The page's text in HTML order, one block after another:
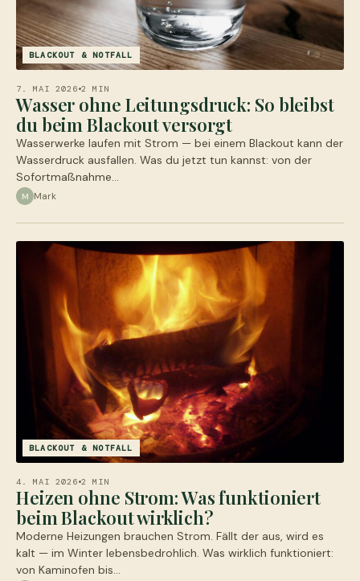
BLACKOUT & NOTFALL
7. MAI 2026 2 MIN
Wasser ohne Leitungsdruck: So bleibst
du beim Blackout versorgt
Wasserwerke laufen mit Strom — bei einem Blackout kann der
Wasserdruck ausfallen. Was du jetzt tun kannst: von der
Sofortmaßnahme…
M Mark
BLACKOUT & NOTFALL
4. MAI 2026 2 MIN
Heizen ohne Strom: Was funktioniert
beim Blackout wirklich?
Moderne Heizungen brauchen Strom. Fällt der aus, wird es
kalt — im Winter lebensbedrohlich. Was wirklich funktioniert:
von Kaminofen bis…